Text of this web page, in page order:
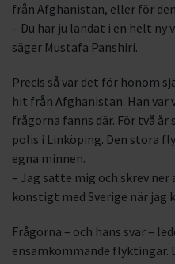
från Afghanistan, eller för
– Du har ju landat i en helt
säger Mustafa Panshiri.
Precis så var det för honom
hit från Afghanistan. Han var
frågorna fanns där. För två år
polis i Linköping. Den stora
egna minnen.
– Jag satte mig och skrev
konstigt med Sverige när jag
Frågorna – och hans svar –
ensamkommande flyktingar.